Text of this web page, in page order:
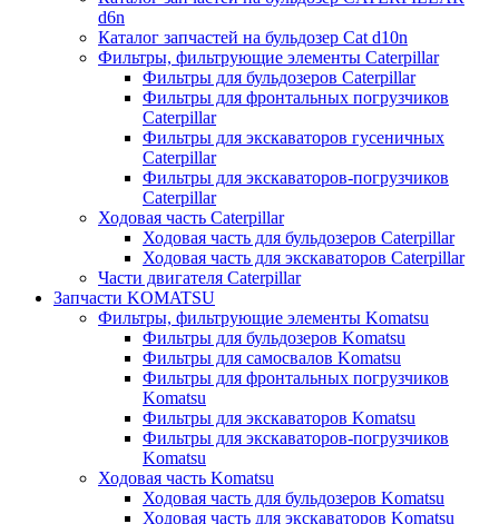
d6n
Каталог запчастей на бульдозер Сat d10n
Фильтры, фильтрующие элементы Caterpillar
Фильтры для бульдозеров Caterpillar
Фильтры для фронтальных погрузчиков
Caterpillar
Фильтры для экскаваторов гусеничных
Caterpillar
Фильтры для экскаваторов-погрузчиков
Caterpillar
Ходовая часть Caterpillar
Ходовая часть для бульдозеров Caterpillar
Ходовая часть для экскаваторов Caterpillar
Части двигателя Caterpillar
Запчасти KOMATSU
Фильтры, фильтрующие элементы Komatsu
Фильтры для бульдозеров Komatsu
Фильтры для самосвалов Komatsu
Фильтры для фронтальных погрузчиков
Komatsu
Фильтры для экскаваторов Komatsu
Фильтры для экскаваторов-погрузчиков
Komatsu
Ходовая часть Komatsu
Ходовая часть для бульдозеров Komatsu
Ходовая часть для экскаваторов Komatsu